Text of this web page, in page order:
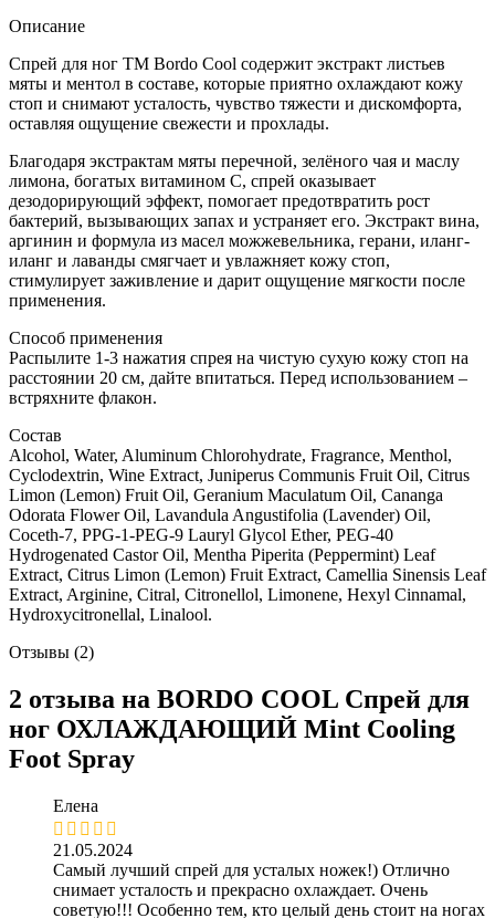
Описание
Спрей для ног ТМ Bordo Cool содержит экстракт листьев
мяты и ментол в составе, которые приятно охлаждают кожу
стоп и снимают усталость, чувство тяжести и дискомфорта,
оставляя ощущение свежести и прохлады.
Благодаря экстрактам мяты перечной, зелёного чая и маслу
лимона, богатых витамином С, спрей оказывает
дезодорирующий эффект, помогает предотвратить рост
бактерий, вызывающих запах и устраняет его. Экстракт вина,
аргинин и формула из масел можжевельника, герани, иланг-
иланг и лаванды смягчает и увлажняет кожу стоп,
стимулирует заживление и дарит ощущение мягкости после
применения.
Способ применения
Распылите 1-3 нажатия спрея на чистую сухую кожу стоп на
расстоянии 20 см, дайте впитаться. Перед использованием –
встряхните флакон.
Состав
Alcohol, Water, Aluminum Chlorohydrate, Fragrance, Menthol,
Cyclodextrin, Wine Extract, Juniperus Communis Fruit Oil, Citrus
Limon (Lemon) Fruit Oil, Geranium Maculatum Oil, Cananga
Odorata Flower Oil, Lavandula Angustifolia (Lavender) Oil,
Coceth-7, PPG-1-PEG-9 Lauryl Glycol Ether, PEG-40
Hydrogenated Castor Oil, Mentha Piperita (Peppermint) Leaf
Extract, Citrus Limon (Lemon) Fruit Extract, Camellia Sinensis Leaf
Extract, Arginine, Citral, Citronellol, Limonene, Hexyl Cinnamal,
Hydroxycitronellal, Linalool.
Отзывы (2)
2 отзыва на BORDO COOL Спрей для
ног ОХЛАЖДАЮЩИЙ Mint Cooling
Foot Spray
Елена
21.05.2024
Самый лучший спрей для усталых ножек!) Отлично
снимает усталость и прекрасно охлаждает. Очень
советую!!! Особенно тем, кто целый день стоит на ногах